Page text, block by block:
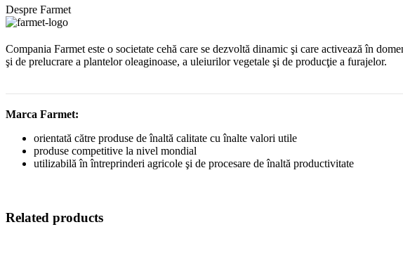
Despre Farmet
Compania Farmet este o societate cehă care se dezvoltă dinamic şi care activează în
şi de prelucrare a plantelor oleaginoase, a uleiurilor vegetale şi de producţie a furajelor.
Marca Farmet:
orientată către produse de înaltă calitate cu înalte valori utile
produse competitive la nivel mondial
utilizabilă în întreprinderi agricole şi de procesare de înaltă productivitate
Related products